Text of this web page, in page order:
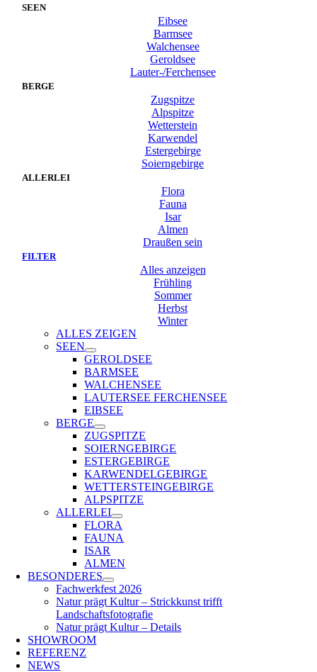
SEEN
Eibsee
Barmsee
Walchensee
Geroldsee
Lauter-/Ferchensee
BERGE
Zugspitze
Alpspitze
Wetterstein
Karwendel
Estergebirge
Soierngebirge
ALLERLEI
Flora
Fauna
Isar
Almen
Draußen sein
FILTER
Alles anzeigen
Frühling
Sommer
Herbst
Winter
ALLES ZEIGEN
SEEN
GEROLDSEE
BARMSEE
WALCHENSEE
LAUTERSEE FERCHENSEE
EIBSEE
BERGE
ZUGSPITZE
SOIERNGEBIRGE
ESTERGEBIRGE
KARWENDELGEBIRGE
WETTERSTEINGEBIRGE
ALPSPITZE
ALLERLEI
FLORA
FAUNA
ISAR
ALMEN
BESONDERES
Fachwerkfest 2026
Natur prägt Kultur – Strickkunst trifft
Landschaftsfotografie
Natur prägt Kultur – Details
SHOWROOM
REFERENZ
NEWS